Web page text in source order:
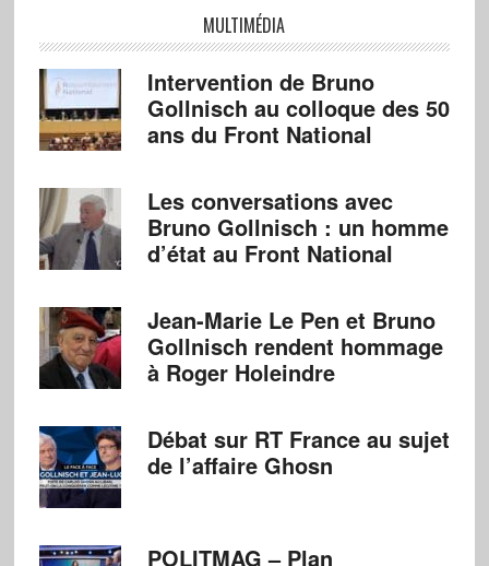
MULTIMÉDIA
Intervention de Bruno
Gollnisch au colloque des 50
ans du Front National
Les conversations avec
Bruno Gollnisch : un homme
d’état au Front National
Jean-Marie Le Pen et Bruno
Gollnisch rendent hommage
à Roger Holeindre
Débat sur RT France au sujet
de l’affaire Ghosn
POLITMAG – Plan